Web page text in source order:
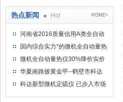
热点新闻 Hot ROME+
河南省2016质量信用A类全自动
量热仪
国内综合实力*的微机全自动量热
仪制造企业
微机全自动量热仪30%降价实价
出售
华夏南路披黄金甲--鹤壁市科达
仪器仪表有限公司
科达新型微机定硫仪 已步入市场